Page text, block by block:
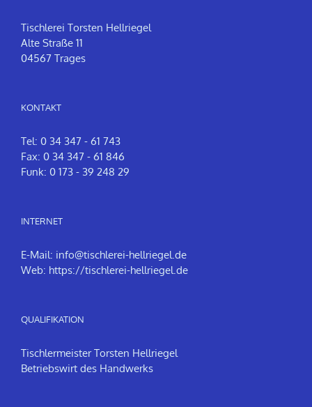
Tischlerei Torsten Hellriegel
Alte Straße 11
04567 Trages
KONTAKT
Tel: 0 34 347 - 61 743
Fax: 0 34 347 - 61 846
Funk: 0 173 - 39 248 29
INTERNET
E-Mail: info@tischlerei-hellriegel.de
Web: https://tischlerei-hellriegel.de
QUALIFIKATION
Tischlermeister Torsten Hellriegel
Betriebswirt des Handwerks